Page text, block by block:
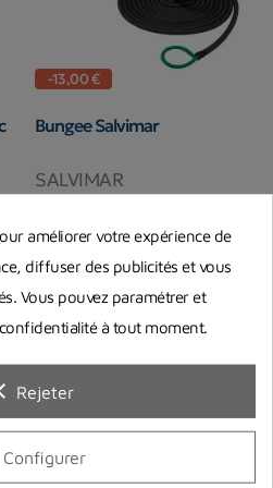
-13,00 €
Bungee Salvimar
SALVIMAR
Prix
Prix de base
En stock chez notre fournisseur
améliorer votre expérience de
diffuser des publicités et vous
Vous pouvez paramétrer et
à tout moment.
Rejeter
Configurer